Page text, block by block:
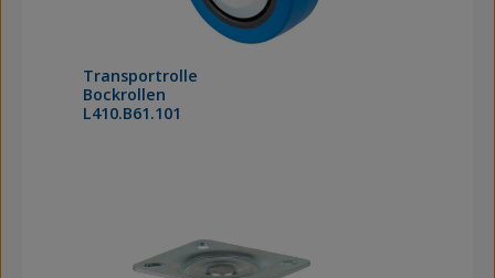
Transportrolle
Bockrollen
L410.B61.101